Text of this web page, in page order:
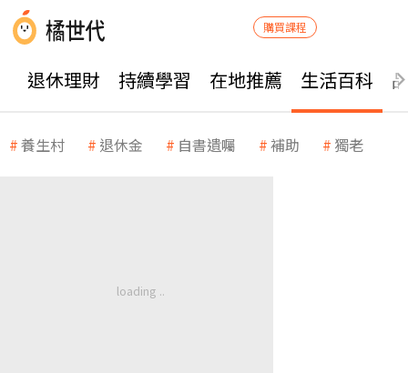
購買課程
退休理財 持續學習 在地推薦 生活百科
養生村 退休金 自書遺囑 補助 獨老